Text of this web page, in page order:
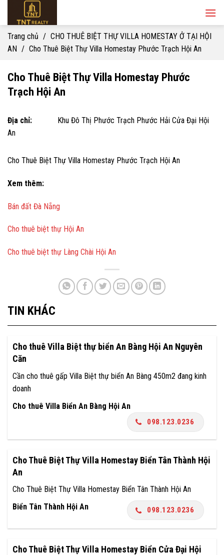
content
Trang chủ / CHO THUÊ BIỆT THỰ VILLA HOMESTAY Ở TẠI HỘI
AN / Cho Thuê Biệt Thự Villa Homestay Phước Trạch Hội An
Cho Thuê Biệt Thự Villa Homestay Phước
Trạch Hội An
Địa chỉ:
Khu Đô Thị Phước Trạch Phước Hải Cửa Đại Hội
An
Cho Thuê Biệt Thự Villa Homestay Phước Trạch Hội An
Xem thêm:
Bán đất Đà Nẵng
Cho thuê biệt thự Hội An
Cho thuê biệt thự Làng Chài Hội An
TIN KHÁC
Cho thuê Villa Biệt thự biển An Bàng Hội An Nguyên
Căn
Cần cho thuê gấp Villa Biệt thự biển An Bàng 450m2 đang kinh
doanh
Cho thuê Villa Biển An Bàng Hội An
098.123.0236
Cho Thuê Biệt Thự Villa Homestay Biển Tân Thành Hội
An
Cho Thuê Biệt Thự Villa Homestay Biển Tân Thành Hội An
Biển Tân Thành Hội An
098.123.0236
Cho Thuê Biệt Thự Villa Homestay Biển Cửa Đại Hội